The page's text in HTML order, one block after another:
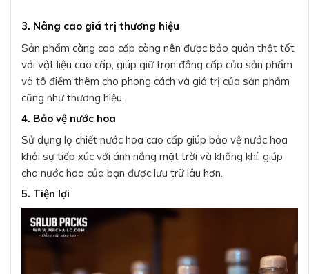
3. Nâng cao giá trị thương hiệu
Sản phẩm càng cao cấp càng nên được bảo quản thật tốt
với vật liệu cao cấp, giúp giữ trọn đẳng cấp của sản phẩm
và tô điểm thêm cho phong cách và giá trị của sản phẩm
cũng như thương hiệu.
4. Bảo vệ nước hoa
Sử dụng lọ chiết nước hoa cao cấp giúp bảo vệ nước hoa
khỏi sự tiếp xúc với ánh nắng mặt trời và không khí, giúp
cho nước hoa của bạn được lưu trữ lâu hơn.
5. Tiện lợi